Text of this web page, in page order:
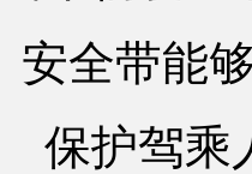
安全带能
保护驾乘